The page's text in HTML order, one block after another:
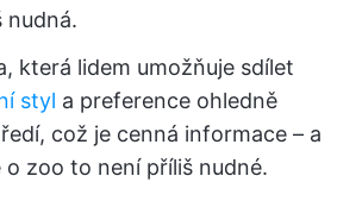
nudná.
která lidem umožňuje sdílet
styl a preference ohledně
což je cenná informace – a
o zoo to není příliš nudné.